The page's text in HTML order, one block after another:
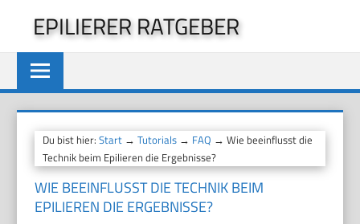
springen
EPILIERER RATGEBER
Du bist hier:Start →Tutorials → FAQ → Wie beeinflusst die
Technik beim Epilieren die Ergebnisse?
WIE BEEINFLUSST DIE TECHNIK BEIM
EPILIEREN DIE ERGEBNISSE?